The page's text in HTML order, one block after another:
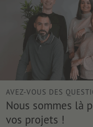
AVEZ-VOUS DES
Nous sommes là
vos projets !